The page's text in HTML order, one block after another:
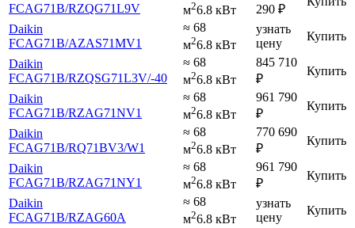
FCAG71B/RZQG71L9V м26.8 кВт 290 ₽
Daikin
FCAG71B/AZAS71MV1
≈ 68
м26.8 кВт
узнать
цену
Купить
Daikin
FCAG71B/RZQSG71L3V/-40
≈ 68
м26.8 кВт
845 710
₽
Купить
Daikin
FCAG71B/RZAG71NV1
≈ 68
м26.8 кВт
961 790
₽
Купить
Daikin
FCAG71B/RQ71BV3/W1
≈ 68
м26.8 кВт
770 690
₽
Купить
Daikin
FCAG71B/RZAG71NY1
≈ 68
м26.8 кВт
961 790
₽
Купить
Daikin
FCAG71B/RZAG60A
≈ 68
м26.8 кВт
узнать
цену
Купить